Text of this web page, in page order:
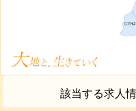
該当する求人